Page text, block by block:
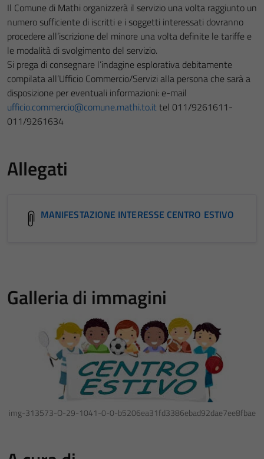
Il Comune di Mathi organizzerà il servizio una volta raggiunto un
numero sufficiente di iscritti e i soggetti interessati dovranno
procedere all’iscrizione del minore una volta definite le tariffe e
le modalità di svolgimento del servizio.
Si prega di consegnare l’indagine esplorativa debitamente
compilata all’Ufficio Commercio/Servizi alla persona che sarà a
disposizione per eventuali informazioni: e-mail
ufficio.commercio@comune.mathi.to.ittel 011/9261611-
011/9261634
Allegati
MANIFESTAZIONE INTERESSE CENTRO ESTIVO
Galleria di immagini
img-313573-O-29-1041-0-0-b5206ea31fd3386ebad92dae7ee8fbae